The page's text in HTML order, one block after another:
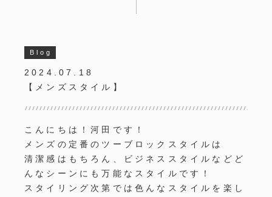
Blog
2024.07.18
【メンズスタイル】
こんにちは！河田です！
メンズの定番のツーブロックスタイルは
清潔感はもちろん、ビジネススタイルなどど
んなシーンにも万能なスタイルです！
スタイリング次第では色んなスタイルを楽し